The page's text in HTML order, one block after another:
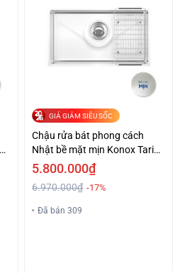
GIÁ GIẢM SIÊU SỐC
Chậu rửa bát phong cách
Nhật bề mặt mịn Konox Tari
800SM
5.800.000₫
6.970.000₫ -17%
Đã bán 309